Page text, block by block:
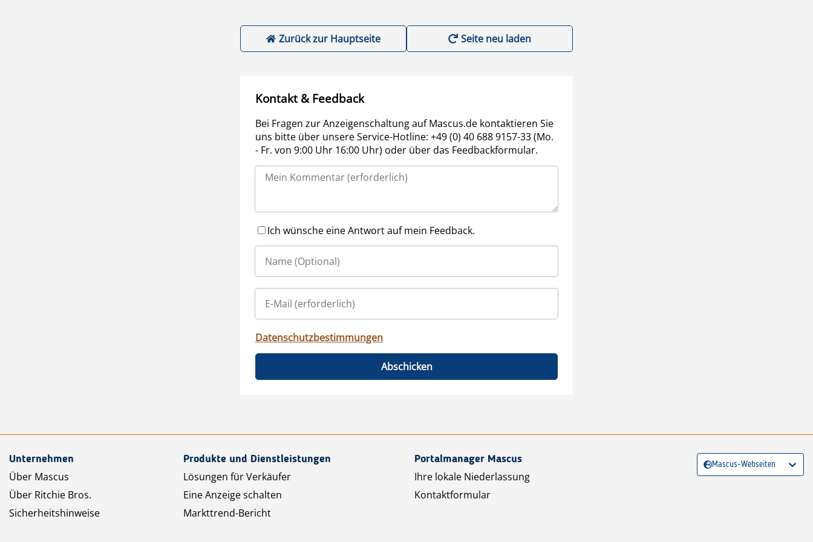
Zurück zur Hauptseite Seite neu laden
Kontakt & Feedback
Bei Fragen zur Anzeigenschaltung auf Mascus.de kontaktieren Sie
uns bitte über unsere Service-Hotline: +49 (0) 40 688 9157-33 (Mo.
- Fr. von 9:00 Uhr 16:00 Uhr) oder über das Feedbackformular.
Ich wünsche eine Antwort auf mein Feedback.
Datenschutzbestimmungen
Abschicken
Unternehmen
Über Mascus
Über Ritchie Bros.
Sicherheitshinweise
Produkte und Dienstleistungen
Lösungen für Verkäufer
Eine Anzeige schalten
Markttrend-Bericht
Portalmanager Mascus
Ihre lokale Niederlassung
Kontaktformular
Mascus-Webseiten